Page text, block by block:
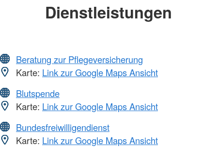
Dienstleistungen
Beratung zur Pflegeversicherung
Karte: Link zur Google Maps Ansicht
Blutspende
Karte: Link zur Google Maps Ansicht
Bundesfreiwilligendienst
Karte: Link zur Google Maps Ansicht